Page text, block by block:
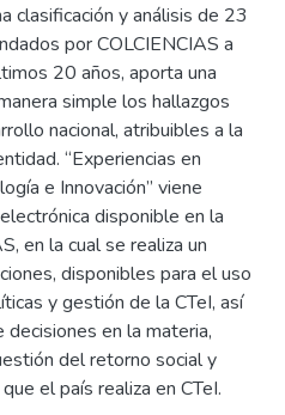
clasificación y análisis de 23
por COLCIENCIAS a
20 años, aporta una
simple los hallazgos
nacional, atribuibles a la
“Experiencias en
e Innovación” viene
disponible en la
en la cual se realiza un
disponibles para el uso
y gestión de la CTeI, así
en la materia,
del retorno social y
el país realiza en CTeI.